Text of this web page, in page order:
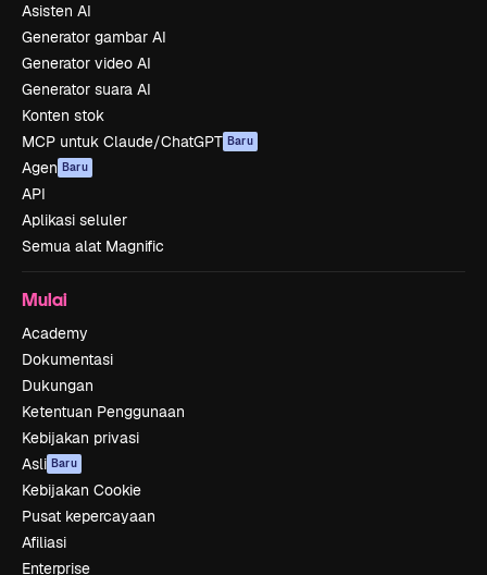
Asisten AI
Generator gambar AI
Generator video AI
Generator suara AI
Konten stok
MCP untuk Claude/ChatGPT Baru
Agen Baru
API
Aplikasi seluler
Semua alat Magnific
Mulai
Academy
Dokumentasi
Dukungan
Ketentuan Penggunaan
Kebijakan privasi
Asli Baru
Kebijakan Cookie
Pusat kepercayaan
Afiliasi
Enterprise